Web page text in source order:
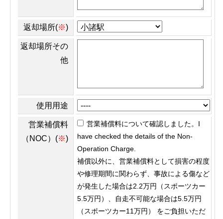
返却場所(※)
返却場所その
他
使用用途
営業補償料
（NOC）(※)
営業補償料について確認しました。I
have checked the details of the Non-
Operation Charge.
補償以外に、営業補償料として損害の程度
や修理期間に関わらず、事故による傷など
が発生した場合は2.2万円（スポーツカー
5.5万円）、自走不可能な場合は5.5万円
（スポーツカー11万円） をご負担いただ